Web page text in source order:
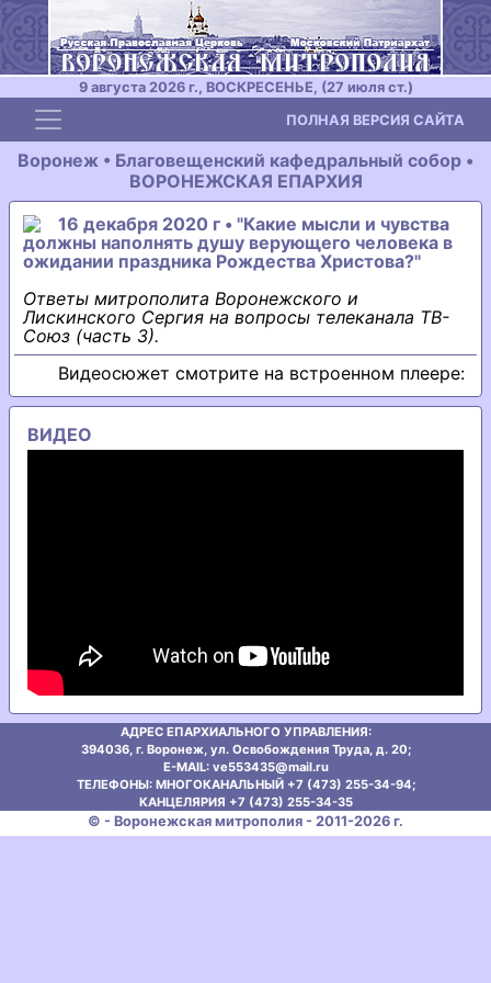
9 августа 2026 г., ВОСКРЕСЕНЬЕ, (27 июля ст.)
Toggle navigation ПОЛНАЯ ВЕРСИЯ САЙТА
Воронеж • Благовещенский кафедральный собор •
ВОРОНЕЖСКАЯ ЕПАРХИЯ
16 декабря 2020 г • "Какие мысли и чувства
должны наполнять душу верующего человека в
ожидании праздника Рождества Христова?"
Ответы митрополита Воронежского и
Лискинского Сергия на вопросы телеканала ТВ-
Союз (часть 3).
Видеосюжет смотрите на встроенном плеере:
ВИДЕО
АДРЕС ЕПАРХИАЛЬНОГО УПРАВЛЕНИЯ:
394036, г. Воронеж, ул. Освобождения Труда, д. 20;
E-MAIL: ve553435@mаil.ru
ТЕЛЕФОНЫ: МНОГОКАНАЛЬНЫЙ +7 (473) 255-34-94;
КАНЦЕЛЯРИЯ +7 (473) 255-34-35
© - Воронежская митрополия - 2011-2026 г.